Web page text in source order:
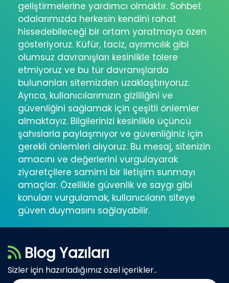
geliştirmelerine yardımcı olmaktır. Sohbet
odalarımızda herkesin kendini rahat
hissedebileceği bir ortam yaratmaya özen
gösteriyoruz. Küfür, taciz, ayrımcılık gibi
olumsuz davranışları kesinlikle tolere
etmiyoruz ve bu tür davranışlarda
bulunanları sitemizden uzaklaştırıyoruz.
Ayrıca, kullanıcılarımızın gizliliğini ve
güvenliğini sağlamak için çeşitli önlemler
almaktayız. Bilgilerinizi kesinlikle üçüncü
şahıslarla paylaşmıyor ve güvenliğiniz için
gerekli önlemleri alıyoruz. Bu mesaj, sitenizin
amacını ve değerlerini vurgulayarak
ziyaretçilere samimi bir iletişim sunmayı
amaçlar. Özellikle güvenlik ve saygı gibi
konuları vurgulamak, kullanıcıların siteye
güven duymasını sağlayabilir.
Blog Yazıları
Sizler için hazırladığımız özel içerikler..